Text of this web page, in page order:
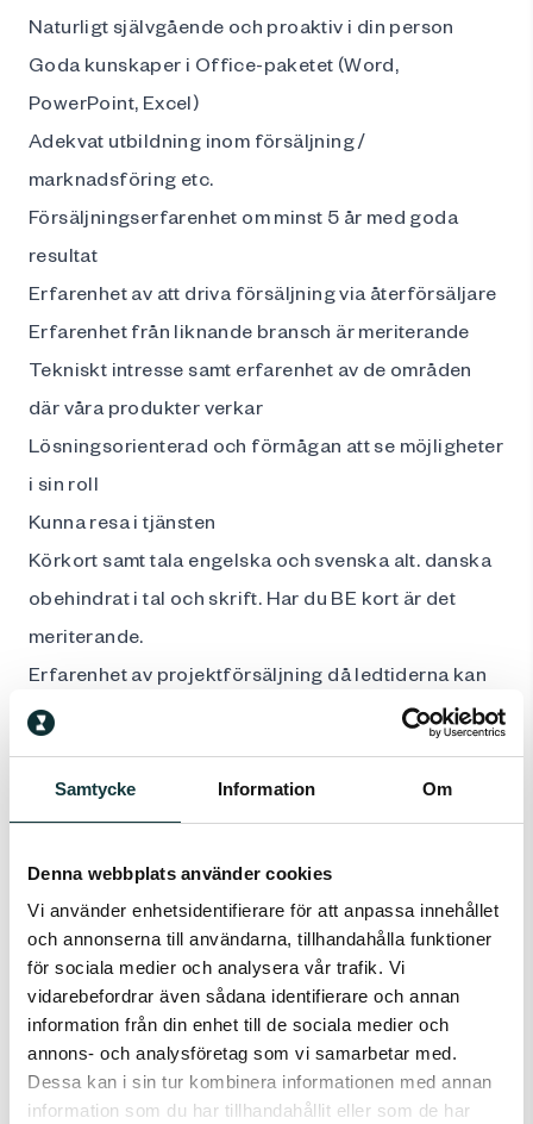
Samtycke Information Om
Denna webbplats använder cookies
Vi använder enhetsidentifierare för att anpassa innehållet
och annonserna till användarna, tillhandahålla funktioner
för sociala medier och analysera vår trafik. Vi
vidarebefordrar även sådana identifierare och annan
information från din enhet till de sociala medier och
annons- och analysföretag som vi samarbetar med.
Dessa kan i sin tur kombinera informationen med annan
information som du har tillhandahållit eller som de har
Naturligt självgående och proaktiv i din person
Goda kunskaper i Office-paketet (Word,
PowerPoint, Excel)
Adekvat utbildning inom försäljning /
marknadsföring etc.
Försäljningserfarenhet om minst 5 år med goda
resultat
Erfarenhet av att driva försäljning via återförsäljare
Erfarenhet från liknande bransch är meriterande
Tekniskt intresse samt erfarenhet av de områden
där våra produkter verkar
Lösningsorienterad och förmågan att se möjligheter
i sin roll
Kunna resa i tjänsten
Körkort samt tala engelska och svenska alt. danska
obehindrat i tal och skrift. Har du BE kort är det
meriterande.
Erfarenhet av projektförsäljning då ledtiderna kan
vara längre
Fast lön med ev bonus
Hemmakontor
Demo / showroom på vårt huvudkontor
Bra försäkringar och pensionssystem
Företagsbil samt mobil och dator.
Möjlighet att vara med på en spännande resa där
våra produkter gör skillnad.
Om arbetsgivaren: